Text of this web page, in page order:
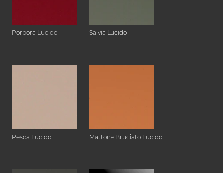
Porpora Lucido Salvia Lucido
Pesca Lucido Mattone Bruciato Lucido